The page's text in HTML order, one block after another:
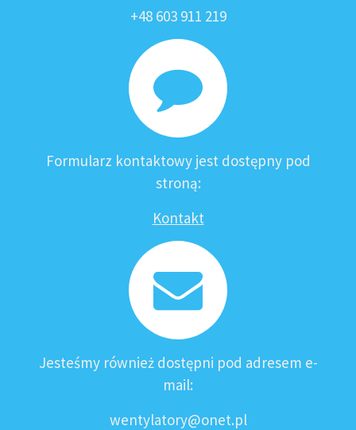
+48 603 911 219
Formularz kontaktowy jest dostępny pod
stroną:
Kontakt
Jesteśmy również dostępni pod adresem e-
mail:
wentylatory@onet.pl